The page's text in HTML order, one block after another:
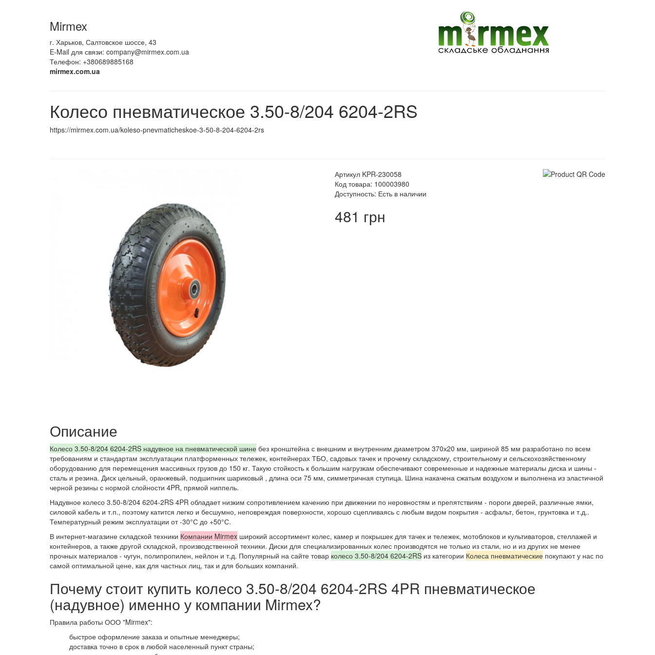
Mirmex
г. Харьков, Салтовское шоссе, 43
E-Mail для связи: company@mirmex.com.ua
Телефон: +380689885168
mirmex.com.ua
Колесо пневматическое 3.50-8/204 6204-2RS
https://mirmex.com.ua/koleso-pnevmaticheskoe-3-50-8-204-6204-2rs
Артикул KPR-230058
Код товара: 100003980
Доступность: Есть в наличии
481 грн
Описание
Колесо 3.50-8/204 6204-2RS надувное на пневматической шине без кронштейна с внешним и внутренним диаметром 370х20 мм, шириной 85 мм разработано по всем
требованиям и стандартам эксплуатации платформенных тележек, контейнерах ТБО, садовых тачек и прочему складскому, строительному и сельскохозяйственному
оборудованию для перемещения массивных грузов до 150 кг. Такую стойкость к большим нагрузкам обеспечивают современные и надежные материалы диска и шины -
сталь и резина. Диск цельный, оранжевый, подшипник шариковый , длина оси 75 мм, симметричная ступица. Шина накачена сжатым воздухом и выполнена из эластичной
черной резины с нормой слойности 4PR, прямой ниппель.
Надувное колесо 3.50-8/204 6204-2RS 4PR обладает низким сопротивлением качению при движении по неровностям и препятствиям - пороги дверей, различные ямки,
силовой кабель и т.п., поэтому катится легко и бесшумно, неповреждая поверхности, хорошо сцепливаясь с любым видом покрытия - асфальт, бетон, грунтовка и т.д..
Температурный режим эксплуатации от -30°С до +50°С.
В интернет-магазине складской техники Компании Mirmex широкий ассортимент колес, камер и покрышек для тачек и тележек, мотоблоков и культиваторов, стеллажей и
контейнеров, а также другой складской, производственной техники. Диски для специализированных колес производятся не только из стали, но и из других не менее
прочных материалов - чугун, полипропилен, нейлон и т.д. Популярный на сайте товар колесо 3.50-8/204 6204-2RS из категории Колеса пневматические покупают у нас по
самой оптимальной цене, как для частных лиц, так и для больших компаний.
Почему стоит купить колесо 3.50-8/204 6204-2RS 4PR пневматическое
(надувное) именно у компании Mirmex?
Правила работы ООО "Mirmex":
быстрое оформление заказа и опытные менеджеры;
доставка точно в срок в любой населенный пункт страны;